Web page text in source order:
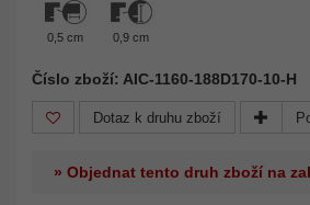
0,5 cm 0,9 cm
Číslo zboží: AIC-1160-188D170-10-H
Dotaz k druhu zboží
» Objednat tento druh zboží na